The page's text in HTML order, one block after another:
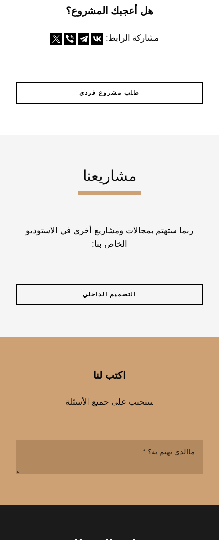
هل أعجبك المشروع؟
مشاركة الرابط:
طلب مشروع فردي
مشاريعنا
ربما ستهتم بمجالات ومشاريع أخرى في الاستوديو
الخاص بنا:
التصميم الداخلي
اكتب لنا
سنجيب على جميع الأسئلة